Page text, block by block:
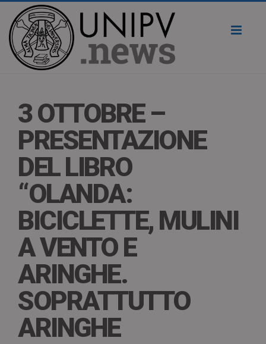
3 OTTOBRE –
PRESENTAZIONE
DEL LIBRO
“OLANDA:
BICICLETTE, MULINI
A VENTO E
ARINGHE.
SOPRATTUTTO
ARINGHE